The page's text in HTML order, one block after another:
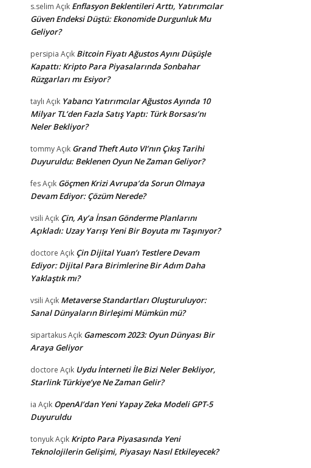
s.selim Açık Enflasyon Beklentileri Arttı, Yatırımcılar
Güven Endeksi Düştü: Ekonomide Durgunluk Mu
Geliyor?
persipia Açık Bitcoin Fiyatı Ağustos Ayını Düşüşle
Kapattı: Kripto Para Piyasalarında Sonbahar
Rüzgarları mı Esiyor?
taylı Açık Yabancı Yatırımcılar Ağustos Ayında 10
Milyar TL’den Fazla Satış Yaptı: Türk Borsası’nı
Neler Bekliyor?
tommyAçık Grand Theft Auto VI’nın Çıkış Tarihi
Duyuruldu: Beklenen Oyun Ne Zaman Geliyor?
fesAçık Göçmen Krizi Avrupa’da Sorun Olmaya
Devam Ediyor: Çözüm Nerede?
vsili Açık Çin, Ay’a İnsan Gönderme Planlarını
Açıkladı: Uzay Yarışı Yeni Bir Boyuta mı Taşınıyor?
doctore Açık Çin Dijital Yuan’ı Testlere Devam
Ediyor: Dijital Para Birimlerine Bir Adım Daha
Yaklaştık mı?
vsili Açık Metaverse Standartları Oluşturuluyor:
Sanal Dünyaların Birleşimi Mümkün mü?
sipartakusAçık Gamescom 2023: Oyun Dünyası Bir
Araya Geliyor
doctore Açık Uydu İnterneti İle Bizi Neler Bekliyor,
Starlink Türkiye’ye Ne Zaman Gelir?
ia Açık OpenAI’dan Yeni Yapay Zeka Modeli GPT-5
Duyuruldu
tonyukAçık Kripto Para Piyasasında Yeni
Teknolojilerin Gelişimi, Piyasayı Nasıl Etkileyecek?